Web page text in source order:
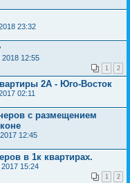
23:32
12:55
1 2
2А - Юго-Восток
02:11
с размещением
12:45
в 1к квартирах.
15:24
1 2